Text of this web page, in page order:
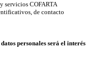
COFARTA
de contacto
personales será el interés